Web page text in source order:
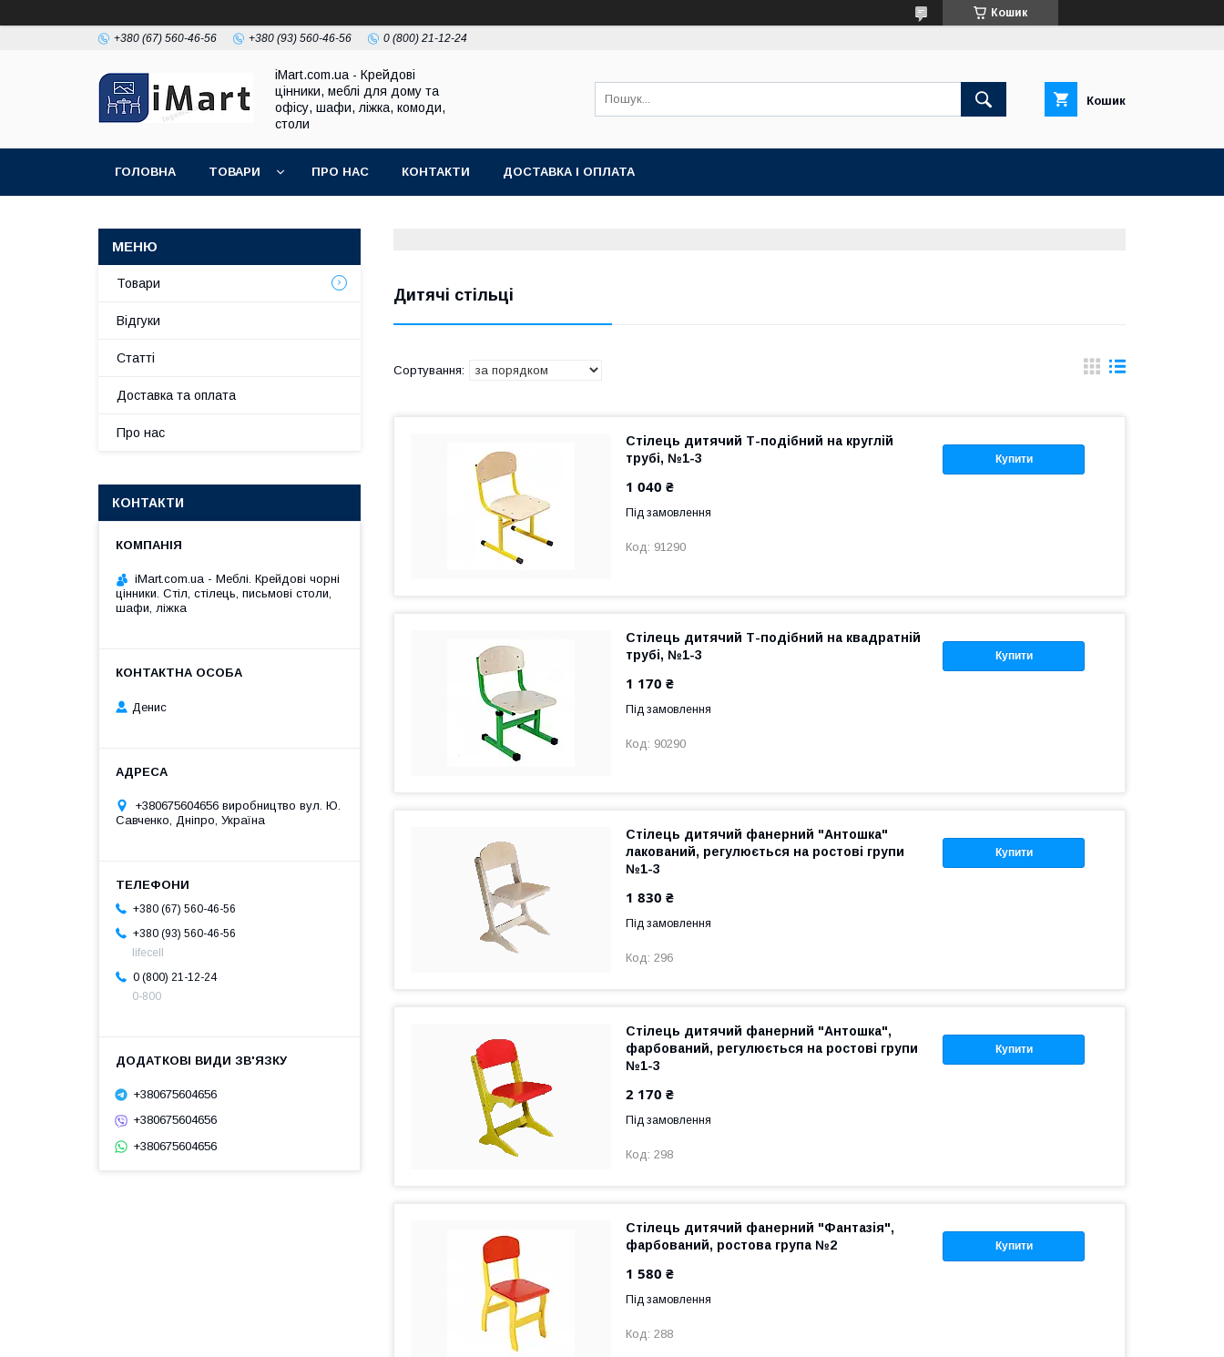
Кошик
+380 (67) 560-46-56 +380 (93) 560-46-56 0 (800) 21-12-24
iMart.com.ua - Крейдові
цінники, меблі для дому та
офісу, шафи, ліжка, комоди,
столи
Кошик
ГОЛОВНА ТОВАРИ ПРО НАС КОНТАКТИ ДОСТАВКА І ОПЛАТА
Дитячі стільці
Купити
Стілець дитячий Т-подібний на круглій
трубі, №1-3
1 040 ₴
Під замовлення
91290
Купити
Стілець дитячий Т-подібний на квадратній
трубі, №1-3
1 170 ₴
Під замовлення
90290
Купити
Стілець дитячий фанерний "Антошка"
лакований, регулюється на ростові групи
№1-3
1 830 ₴
Під замовлення
296
Купити
Стілець дитячий фанерний "Антошка",
фарбований, регулюється на ростові групи
№1-3
2 170 ₴
Під замовлення
298
Купити
Стілець дитячий фанерний "Фантазія",
фарбований, ростова група №2
1 580 ₴
Під замовлення
288
Товари
Відгуки
Cтатті
Доставка та оплата
Про нас
КОНТАКТИ
iMart.com.ua - Меблі. Крейдові чорні
цінники. Стіл, стілець, письмові столи,
шафи, ліжка
Денис
+380675604656 виробництво вул. Ю.
Савченко, Дніпро, Україна
+380 (67) 560-46-56
+380 (93) 560-46-56
lifecell
0 (800) 21-12-24
0-800
+380675604656
+380675604656
+380675604656